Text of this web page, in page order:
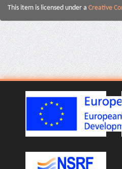
This item is licensed under a Creative